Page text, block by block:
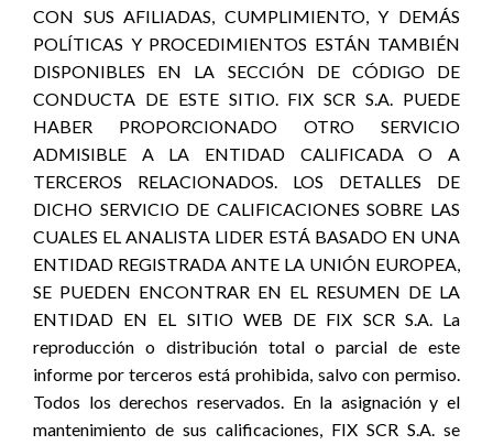
CON SUS AFILIADAS, CUMPLIMIENTO, Y DEMÁS
POLÍTICAS Y PROCEDIMIENTOS ESTÁN TAMBIÉN
DISPONIBLES EN LA SECCIÓN DE CÓDIGO DE
CONDUCTA DE ESTE SITIO. FIX SCR S.A. PUEDE
HABER PROPORCIONADO OTRO SERVICIO
ADMISIBLE A LA ENTIDAD CALIFICADA O A
TERCEROS RELACIONADOS. LOS DETALLES DE
DICHO SERVICIO DE CALIFICACIONES SOBRE LAS
CUALES EL ANALISTA LIDER ESTÁ BASADO EN UNA
ENTIDAD REGISTRADA ANTE LA UNIÓN EUROPEA,
SE PUEDEN ENCONTRAR EN EL RESUMEN DE LA
ENTIDAD EN EL SITIO WEB DE FIX SCR S.A. La
reproducción o distribución total o parcial de este
informe por terceros está prohibida, salvo con permiso.
Todos los derechos reservados. En la asignación y el
mantenimiento de sus calificaciones, FIX SCR S.A. se